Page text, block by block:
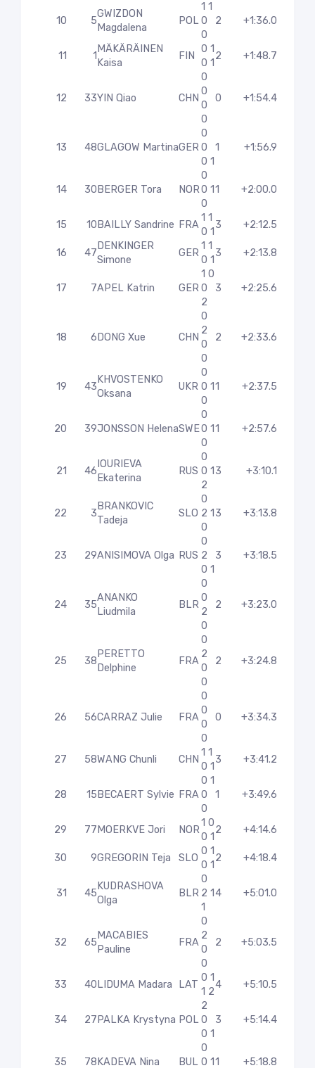
10 5
GWIZDON
Magdalena
POL
1 1
0
0
2 +1:36.0
11 1
MÄKÄRÄINEN
Kaisa
FIN
0 1
0 1
2 +1:48.7
12 33YIN Qiao CHN
0
0
0
0
0 +1:54.4
13 48GLAGOW MartinaGER
0
0
0 1
1 +1:56.9
14 30 BERGER Tora NOR
0
0 1
0
1 +2:00.0
15 10 BAILLY Sandrine FRA
1 1
0 1
3 +2:12.5
16 47
DENKINGER
Simone
GER
1 1
0 1
3 +2:13.8
17 7APEL Katrin GER
1 0
0
2
3 +2:25.6
18 6 DONG Xue CHN
0
2
0
0
2 +2:33.6
19 43
KHVOSTENKO
Oksana
UKR
0
0 1
0
1 +2:37.5
20 39JONSSON HelenaSWE
0
0 1
0
1 +2:57.6
21 46
IOURIEVA
Ekaterina
RUS
0
0 1
2
3 +3:10.1
22 3
BRANKOVIC
Tadeja
SLO
0
2 1
0
3 +3:13.8
23 29ANISIMOVA Olga RUS
0
2
0 1
3 +3:18.5
24 35
ANANKO
Liudmila
BLR
0
0
2
0
2 +3:23.0
25 38
PERETTO
Delphine
FRA
0
2
0
0
2 +3:24.8
26 56CARRAZ Julie FRA
0
0
0
0
0 +3:34.3
27 58WANG Chunli CHN
1 1
0 1
3 +3:41.2
28 15 BECAERT Sylvie FRA
0 1
0
0
1 +3:49.6
29 77 MOERKVE Jori NOR
1 0
0 1
2 +4:14.6
30 9GREGORIN Teja SLO
0 1
0 1
2 +4:18.4
31 45
KUDRASHOVA
Olga
BLR
0
2 1
1
4 +5:01.0
32 65
MACABIES
Pauline
FRA
0
2
0
0
2 +5:03.5
33 40 LIDUMA Madara LAT
0 1
1 2
4 +5:10.5
34 27 PALKA Krystyna POL
2
0
0 1
3 +5:14.4
35 78 KADEVA Nina BUL
0
0 11 +5:18.8